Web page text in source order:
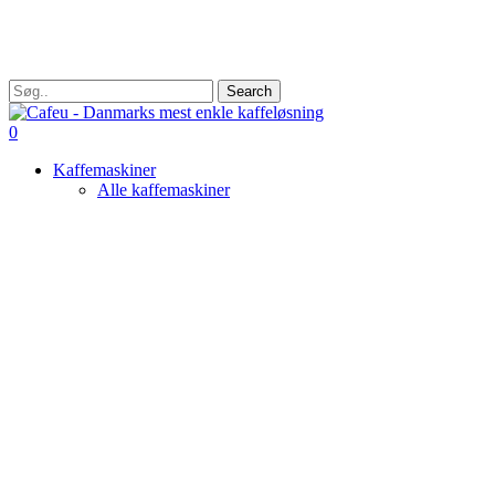
content
Search
Close
Search
search
0
Kaffemaskiner
Alle kaffemaskiner